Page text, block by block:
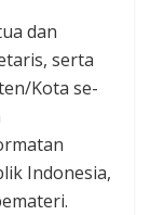
dan
serta
Kota se-
Indonesia,